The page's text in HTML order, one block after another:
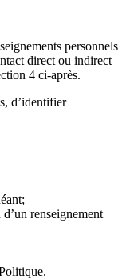
personnels
direct ou indirect
4 ci-après.
d’identifier
renseignement